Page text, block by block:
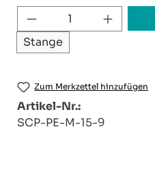
Produkt Anzahl:
Stange
Zum Merkzettel hinzufügen
Artikel-Nr.:
SCP-PE-M-15-9